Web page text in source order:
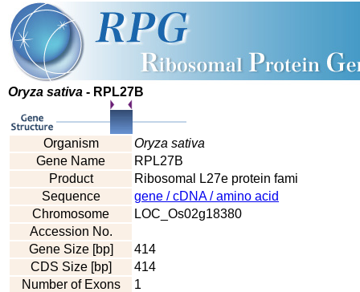
Oryza sativa - RPL27B
Organism
Oryza sativa
Gene Name
RPL27B
Product
Ribosomal L27e protein fami
Sequence
gene / cDNA / amino acid
Chromosome
LOC_Os02g18380
Accession No.
Gene Size [bp]
414
CDS Size [bp]
414
Number of Exons
1